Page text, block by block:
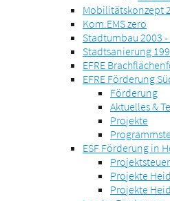
Mobilitätskonzept
Kom.EMS zero
Stadtumbau 2003 -
Stadtsanierung
EFRE
EFRE Förderung
Förderung
Aktuelles &
Projekte
ESF Förderung in
Projekte
Projekte